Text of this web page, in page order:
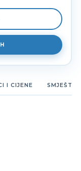
I CIJENE SMJEŠTAJ